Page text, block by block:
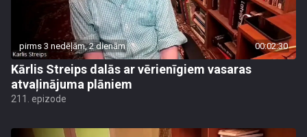
pirms 3 nedēļām, 2 dienām 00:02:30
Kārlis Streips dalās ar vērienīgiem vasaras
atvaļinājuma plāniem
211. epizode